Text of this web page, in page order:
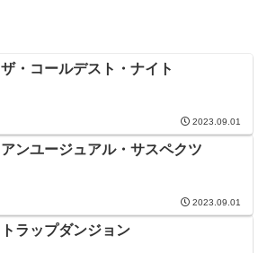
ザ・コールデスト・ナイト
2023.09.01
アンユージュアル・サスペクツ
2023.09.01
トラップダンジョン